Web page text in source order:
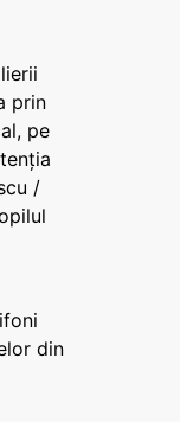
prin
pe
/
din